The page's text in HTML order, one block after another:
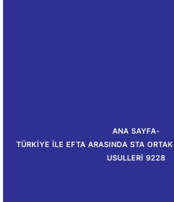
ANA SAYFA-
TÜRKIYE ILE EFTA ARASINDA STA
USULLERI 9228